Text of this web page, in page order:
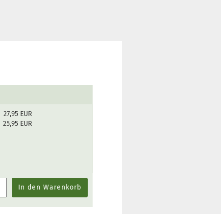
27,95 EUR
25,95 EUR
In den Warenkorb